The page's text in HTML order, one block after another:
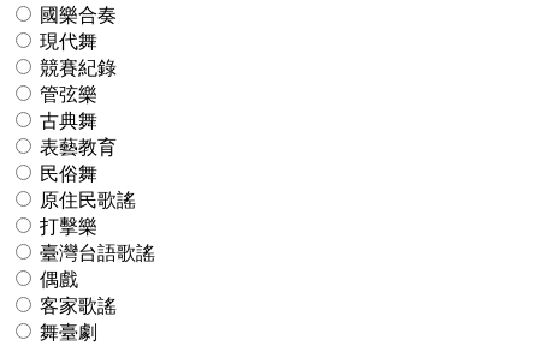
國樂合奏
現代舞
競賽紀錄
管弦樂
古典舞
表藝教育
民俗舞
原住民歌謠
打擊樂
臺灣台語歌謠
偶戲
客家歌謠
舞臺劇